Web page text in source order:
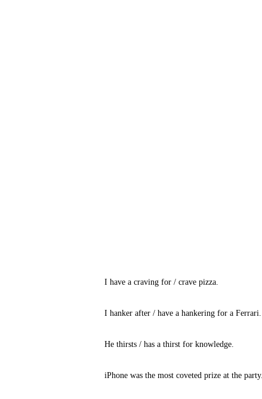
I have a craving for / crave pizza.
I hanker after / have a hankering for a Ferrari.
He thirsts / has a thirst for knowledge.
iPhone was the most coveted prize at the party.